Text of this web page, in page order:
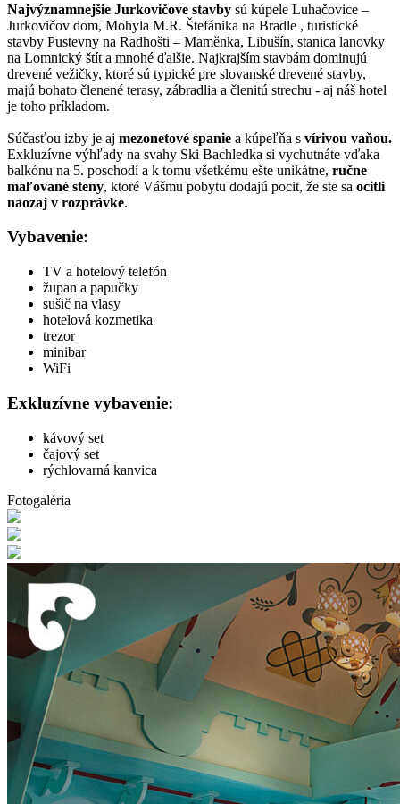
Najvýznamnejšie Jurkovičove stavby sú kúpele Luhačovice –
Jurkovičov dom, Mohyla M.R. Štefánika na Bradle , turistické
stavby Pustevny na Radhošti – Maměnka, Libušín, stanica lanovky
na Lomnický štít a mnohé ďalšie. Najkrajším stavbám dominujú
drevené vežičky, ktoré sú typické pre slovanské drevené stavby,
majú bohato členené terasy, zábradlia a členitú strechu - aj náš hotel
je toho príkladom.
Súčasťou izby je aj mezonetové spanie a kúpeľňa s vírivou vaňou.
Exkluzívne výhľady na svahy Ski Bachledka si vychutnáte vďaka
balkónu na 5. poschodí a k tomu všetkému ešte unikátne, ručne
maľované steny, ktoré Vášmu pobytu dodajú pocit, že ste sa ocitli
naozaj v rozprávke.
Vybavenie:
TV a hotelový telefón
župan a papučky
sušič na vlasy
hotelová kozmetika
trezor
minibar
WiFi
Exkluzívne vybavenie:
kávový set
čajový set
rýchlovarná kanvica
Fotogaléria